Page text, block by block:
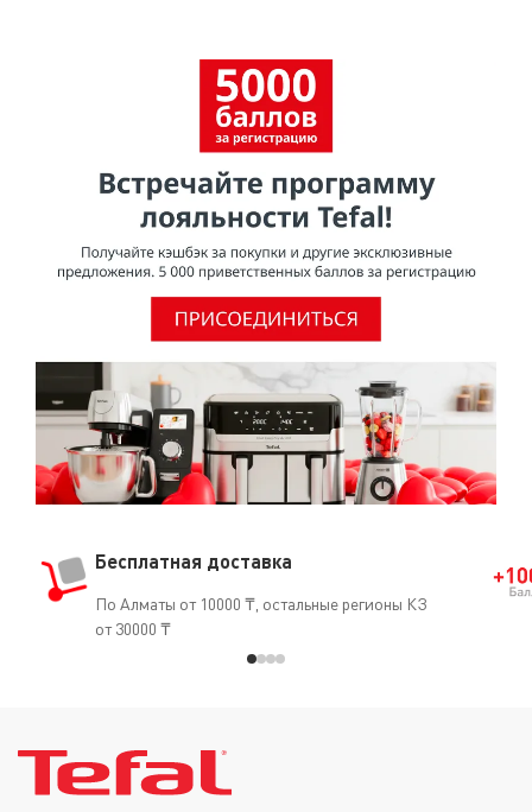
Бесплатная доставка
По Алматы от 10000 ₸, остальные регионы КЗ
от 30000 ₸